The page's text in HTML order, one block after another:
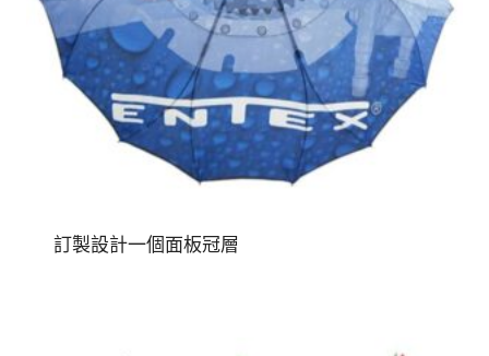
訂製設計一個面板冠層